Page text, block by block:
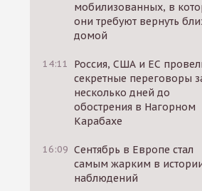
мобилизованных, в
они требуют вернуть
домой
14:11
Россия, США и ЕС
секретные переговоры
несколько дней до
обострения в Нагорном
Карабахе
16:09 Сентябрь в Европе стал
самым жарким в
наблюдений